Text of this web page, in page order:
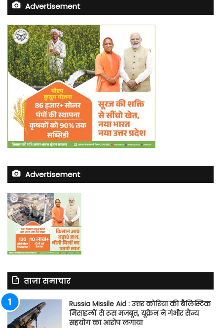
Advertisement
Advertisement
ताज़ा समाचार
Russia Missile Aid : उत्तर कोरिया की बैलिस्टिक
मिसाइलों से रूस मजबूत, यूक्रेन ने गंभीर सैन्य
सहयोग का आरोप लगाया